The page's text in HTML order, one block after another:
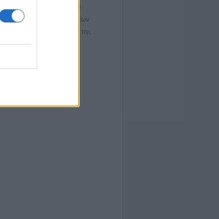
των προτάσεων του
την κατασκευή απαραίτητων
των Υποδομών της